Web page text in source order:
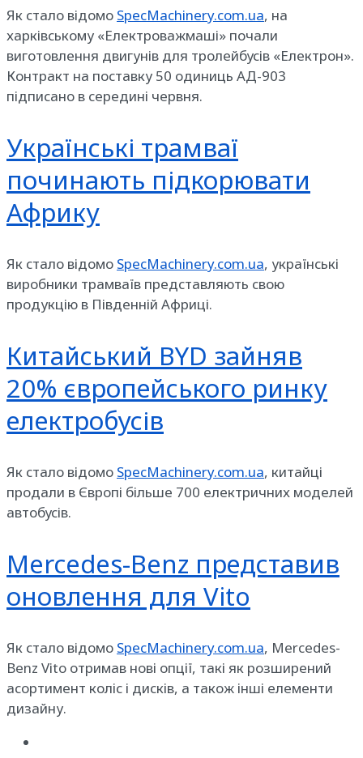
Як стало відомо SpecMachinery.com.ua, на
харківському «Електроважмаші» почали
виготовлення двигунів для тролейбусів «Електрон».
Контракт на поставку 50 одиниць АД-903
підписано в середині червня.
Українські трамваї
починають підкорювати
Африку
Як стало відомо SpecMachinery.com.ua, українські
виробники трамваїв представляють свою
продукцію в Південній Африці.
Китайський BYD зайняв
20% європейського ринку
електробусів
Як стало відомо SpecMachinery.com.ua, китайці
продали в Європі більше 700 електричних моделей
автобусів.
Mercedes-Benz представив
оновлення для Vito
Як стало відомо SpecMachinery.com.ua, Mercedes-
Benz Vito отримав нові опції, такі як розширений
асортимент коліс і дисків, а також інші елементи
дизайну.